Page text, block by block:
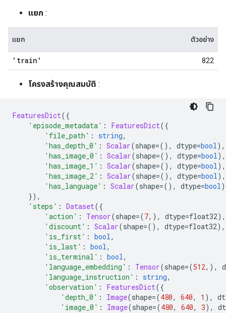
แยก :
แยก ตัวอย่าง
'train' 822
โครงสร้างคุณสมบัติ :
FeaturesDict({
'episode_metadata' : FeaturesDict({
'file_path' : string,
'has_depth_0' : Scalar(shape=(), dtype=bool),
'has_image_0' : Scalar(shape=(), dtype=bool),
'has_image_1' : Scalar(shape=(), dtype=bool),
'has_image_2' : Scalar(shape=(), dtype=bool),
'has_language' : Scalar(shape=(), dtype=bool
}),
'steps' : Dataset({
'action' : Tensor(shape=(7,), dtype=float32),
'discount' : Scalar(shape=(), dtype=float32),
'is_first' : bool,
'is_last' : bool,
'is_terminal' : bool,
'language_embedding' : Tensor(shape=(512,),
'language_instruction' : string,
'observation' : FeaturesDict({
'depth_0' : Image(shape=(480, 640, 1 ),
'image_0' : Image(shape=(480, 640, 3),